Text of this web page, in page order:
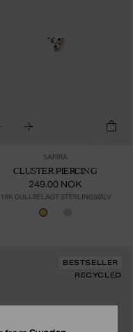
SAFIRA
CLUSTER PIERCING
249.00 NOK
18K GULLBELAGT STERLINGSØLV
BESTSELLER
RECYCLED